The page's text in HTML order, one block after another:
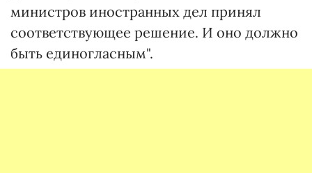
министров иностранных дел принял
соответствующее решение. И оно должно
быть единогласным".